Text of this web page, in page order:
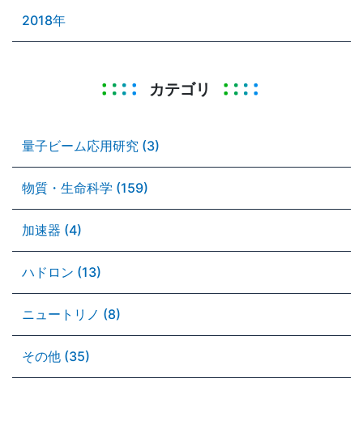
2018年
カテゴリ
量子ビーム応用研究 (3)
物質・生命科学 (159)
加速器 (4)
ハドロン (13)
ニュートリノ (8)
その他 (35)